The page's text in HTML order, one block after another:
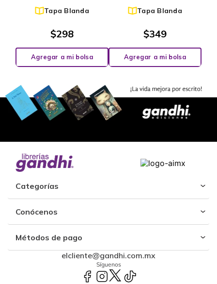
Tapa Blanda
$298
Agregar a mi bolsa
Tapa Blanda
$349
Agregar a mi bolsa
Categorías
Conócenos
Métodos de pago
elcliente@gandhi.com.mx
Síguenos